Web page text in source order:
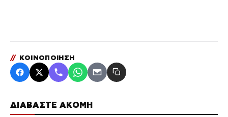
ΔΙΑΒΑΣΤΕ ΑΚΟΜΗ
// ΚΟΙΝΟΠΟΙΗΣΗ